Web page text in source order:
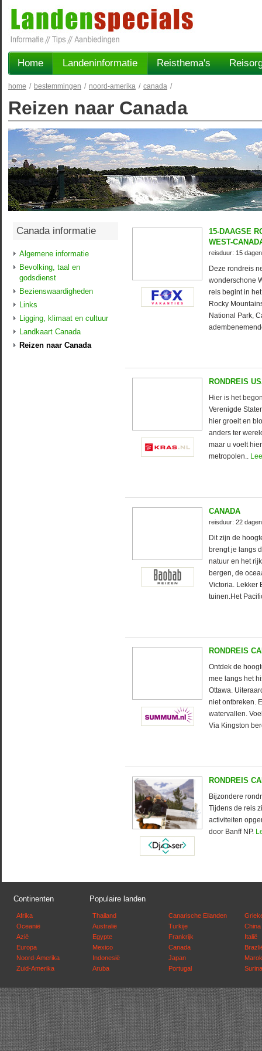
Home Landeninformatie Reisthema's
home / bestemmingen / noord-amerika / canada /
Reizen naar Canada
15-DAAGSE
WEST-
reisduur: 15 dagen
Deze rondreis
wonderschone
reis begint in
Rocky
National Park,
RONDREIS
Hier is het
Verenigde
hier groeit en
anders ter
maar u voelt
metropolen..
CANADA
reisduur: 22 dagen
Dit zijn de
brengt je langs
natuur en het
bergen, de
Victoria. Lekker
tuinen.Het
RONDREIS
Ontdek de
mee langs het
Ottawa.
niet ontbreken.
watervallen.
Via Kingston
RONDREIS
Bijzondere
Tijdens de reis
activiteiten
door Banff NP.
Canada informatie
Algemene informatie
Bevolking, taal en
godsdienst
Bezienswaardigheden
Links
Ligging, klimaat en cultuur
Landkaart Canada
Reizen naar Canada
Continenten
Afrika
Oceanië
Azië
Europa
Noord-Amerika
Zuid-Amerika
Populaire landen
Thailand
Australië
Egypte
Mexico
Indonesië
Aruba
Canarische Eilanden
Turkije
Frankrijk
Canada
Japan
Portugal
China
Italië